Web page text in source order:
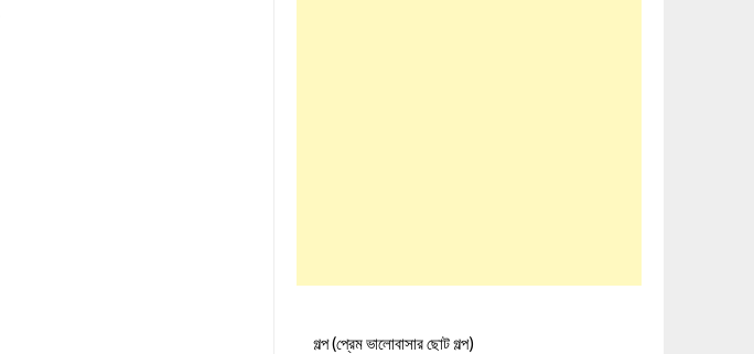
গল্প (প্রেম ভালোবাসার ছোট গল্প)